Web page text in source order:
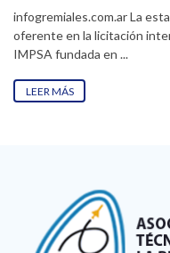
infogremiales.com.ar La
oferente en la licitación
IMPSA fundada en ...
LEER MÁS